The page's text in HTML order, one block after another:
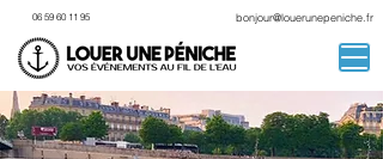
06 59 60 11 95 bonjour@louerunepeniche.fr